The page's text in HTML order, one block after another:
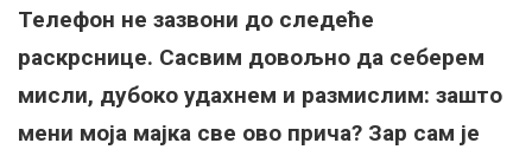
Телефон не зазвони до следеће
раскрснице. Сасвим довољно да себерем
мисли, дубоко удахнем и размислим: зашто
мени моја мајка све ово прича? Зар сам је